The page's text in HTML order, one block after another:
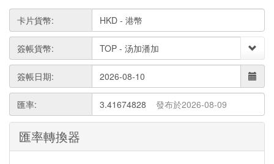
卡片貨幣:
簽帳貨幣:
簽帳日期:
匯率: 3.41674828 發布於2026-08-09
匯率轉換器